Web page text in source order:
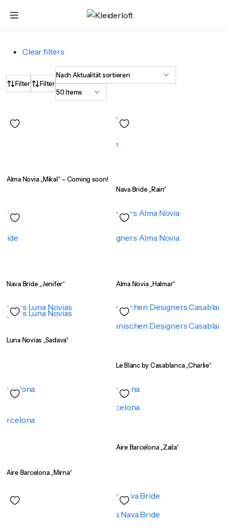
Clear filters
Filter Filter
Alma Novia „Mikal“ – Coming soon!
Nava Bride „Rain“
Nava Bride „Jenifer“ Alma Novia „Halmar“
Luna Novias „Sadava“
Le Blanc by Casablanca „Charlie“
Aire Barcelona „Mirna“
Aire Barcelona „Zaila“